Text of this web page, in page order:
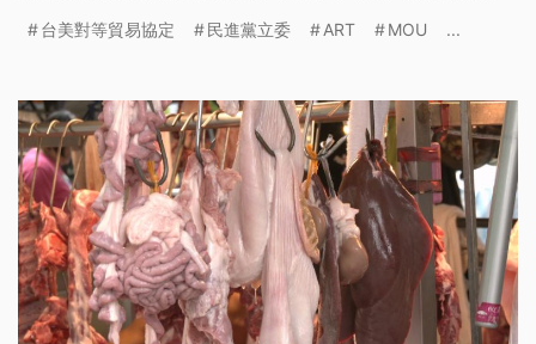
龍蝦等開放零關稅，民眾也受同時受惠，強調美豬對
台美對等貿易協定 民進黨立委 ART MOU ...